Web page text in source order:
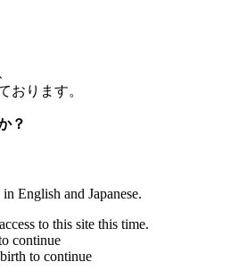
おります。
？
English and Japanese.
to this site this time.
continue
to continue